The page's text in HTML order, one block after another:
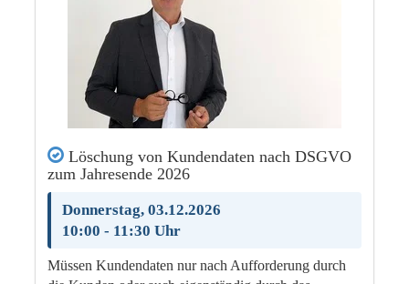
Löschung von Kundendaten nach DSGVO
zum Jahresende 2026
Donnerstag, 03.12.2026
10:00 - 11:30 Uhr
Müssen Kundendaten nur nach Aufforderung durch